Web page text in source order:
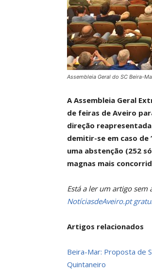
Assembleia Geral do SC Beira-
A Assembleia Geral
de feiras de Aveiro
direção
demitir-se em caso de
uma abstenção (252
magnas mais
Está a ler um artigo sem
NotíciasdeAveiro.pt
Artigos relacionados
Beira-Mar: Proposta de
Quintaneiro